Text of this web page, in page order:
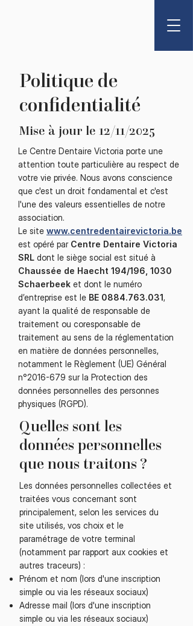
Politique de
confidentialité
Mise à jour le 12/11/2025
Le Centre Dentaire Victoria porte une
attention toute particulière au respect de
votre vie privée. Nous avons conscience
que c'est un droit fondamental et c'est
l'une des valeurs essentielles de notre
association.
Le site www.centredentairevictoria.be
est opéré par Centre Dentaire Victoria
SRL dont le siège social est situé à
Chaussée de Haecht 194/196, 1030
Schaerbeek et dont le numéro
d’entreprise est le BE 0884.763.031,
ayant la qualité de responsable de
traitement ou coresponsable de
traitement au sens de la réglementation
en matière de données personnelles,
notamment le Règlement (UE) Général
n°2016-679 sur la Protection des
données personnelles des personnes
physiques (RGPD).​
Quelles sont les
données personnelles
que nous traitons ?
Les données personnelles collectées et
traitées vous concernant sont
principalement, selon les services du
site utilisés, vos choix et le
paramétrage de votre terminal
(notamment par rapport aux cookies et
autres traceurs) :
Prénom et nom (lors d'une inscription
simple ou via les réseaux sociaux)
Adresse mail (lors d'une inscription
simple ou via les réseaux sociaux)